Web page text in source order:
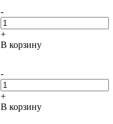
-
+
В корзину
-
+
В корзину